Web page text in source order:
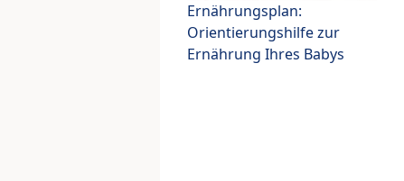
Ernährungsplan:
Orientierungshilfe zur
Ernährung Ihres Babys